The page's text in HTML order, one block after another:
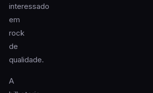
interessado
em
rock
de
qualidade.
A